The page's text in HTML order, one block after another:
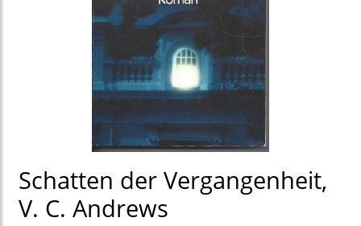
Schatten der Vergangenheit,
V. C. Andrews